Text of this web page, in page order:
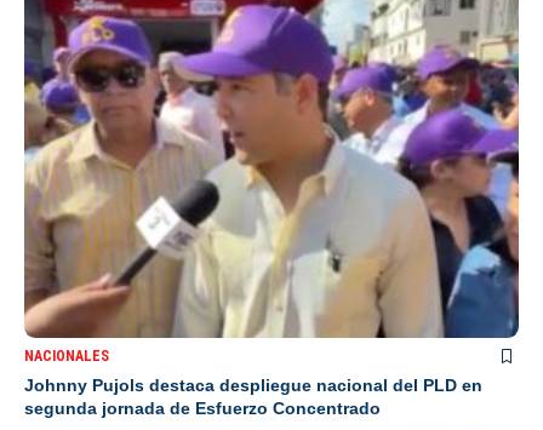
NACIONALES
Johnny Pujols destaca despliegue nacional del PLD en
segunda jornada de Esfuerzo Concentrado